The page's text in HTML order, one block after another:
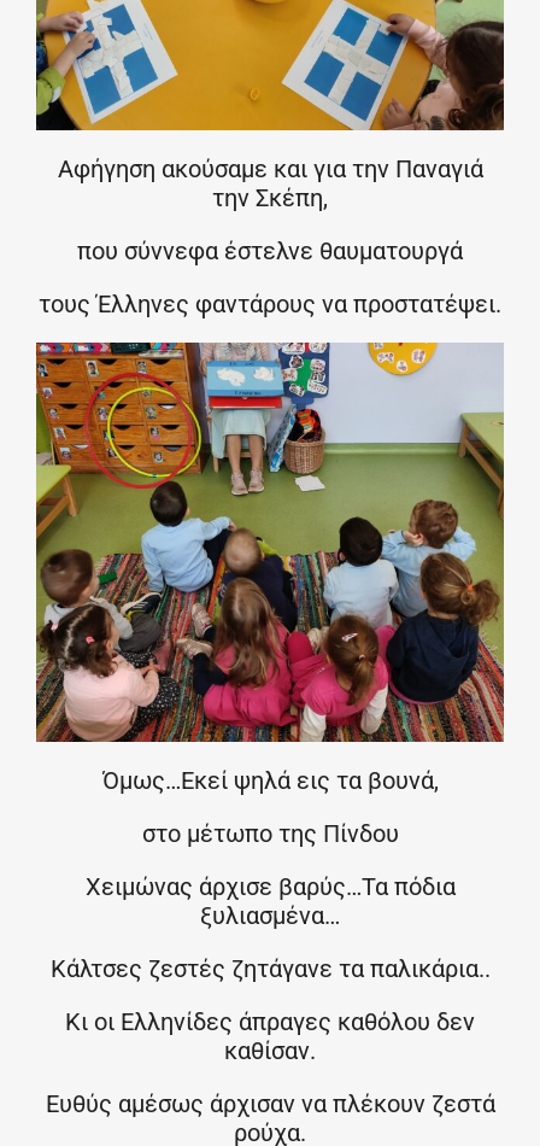
Αφήγηση ακούσαμε και για την Παναγιά
την Σκέπη,
που σύννεφα έστελνε θαυματουργά
τους Έλληνες φαντάρους να προστατέψει.
Όμως…Εκεί ψηλά εις τα βουνά,
στο μέτωπο της Πίνδου
Χειμώνας άρχισε βαρύς…Τα πόδια
ξυλιασμένα…
Κάλτσες ζεστές ζητάγανε τα παλικάρια..
Κι οι Ελληνίδες άπραγες καθόλου δεν
καθίσαν.
Ευθύς αμέσως άρχισαν να πλέκουν ζεστά
ρούχα.